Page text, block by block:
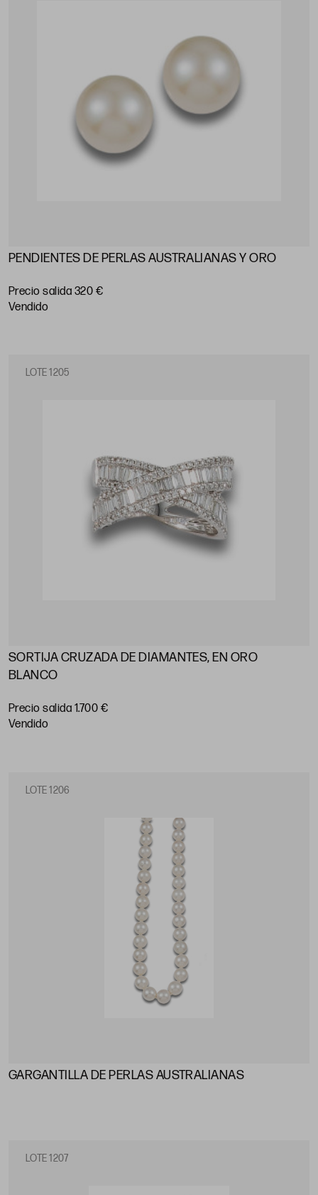
PENDIENTES DE PERLAS AUSTRALIANAS Y ORO
Precio salida 320 €
vendido
LOTE 1205
SORTIJA CRUZADA DE DIAMANTES, EN ORO
BLANCO
Precio salida 1.700 €
vendido
LOTE 1206
GARGANTILLA DE PERLAS AUSTRALIANAS
LOTE 1207